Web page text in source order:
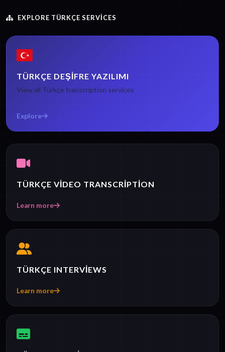
EXPLORE TÜRKÇE SERVICES
TÜRKÇE DEŞIFRE YAZILIMI
View all Türkçe transcription services
Explore
TÜRKÇE VIDEO TRANSCRIPTION
Learn more
TÜRKÇE INTERVIEWS
Learn more